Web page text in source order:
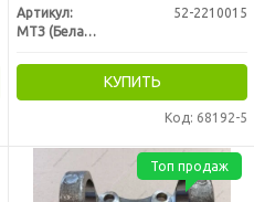
Артикул:
52-2210015
МТЗ (Беларусь)
КУПИТЬ
Код: 68192-5
Топ продаж